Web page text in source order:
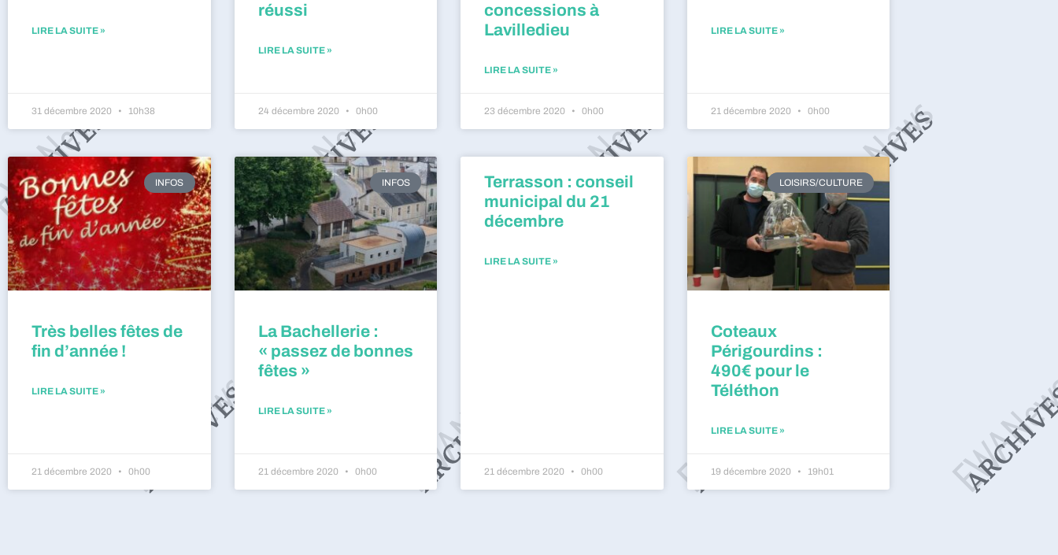
LIRE LA SUITE »
31 décembre 2020 10h38
réussi
LIRE LA SUITE »
24 décembre 2020 0h00
concessions à
Lavilledieu
LIRE LA SUITE »
23 décembre 2020 0h00
LIRE LA SUITE »
21 décembre 2020 0h00
INFOS
Très belles fêtes de
fin d’année !
LIRE LA SUITE »
21 décembre 2020 0h00
INFOS
La Bachellerie :
« passez de bonnes
fêtes »
LIRE LA SUITE »
21 décembre 2020 0h00
Terrasson : conseil
municipal du 21
décembre
LIRE LA SUITE »
21 décembre 2020 0h00
LOISIRS/CULTURE
Coteaux
Périgourdins :
490€ pour le
Téléthon
LIRE LA SUITE »
19 décembre 2020 19h01